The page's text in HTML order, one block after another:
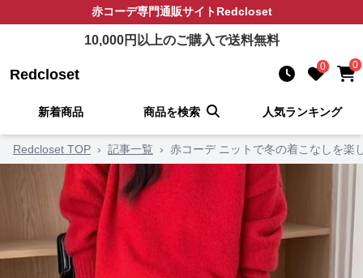
赤コーデ専門通販サイトRedcloset
10,000円以上のご購入で送料無料
Redcloset 0 0
新着商品 商品を検索 人気ランキング
Redcloset TOP › 記事一覧 › 赤コーデ ニットで冬の着こなしを楽